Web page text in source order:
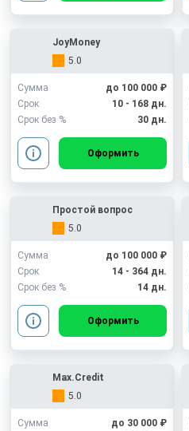
JoyMoney
5.0
Сумма
до 100 000 ₽
Срок
10 - 168 дн.
Срок без %
30 дн.
Оформить
Простой вопрос
5.0
Сумма
до 100 000 ₽
Срок
14 - 364 дн.
Срок без %
14 дн.
Оформить
Max.Credit
5.0
Сумма
до 30 000 ₽